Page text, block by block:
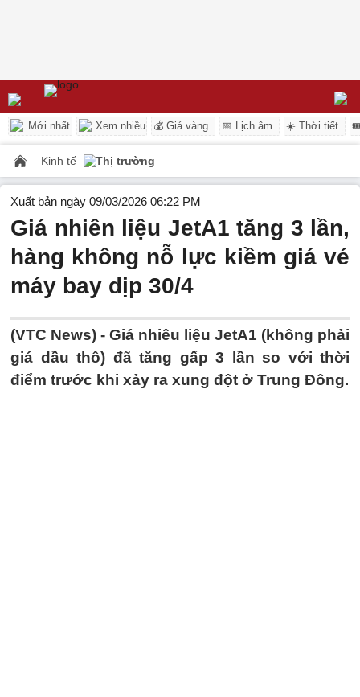
Mới nhất Xem nhiều 💰 Giá vàng 📅 Lịch âm ☀️ Thời tiết
Kinh tế Thị trường
Xuất bản ngày 09/03/2026 06:22 PM
Giá nhiên liệu JetA1 tăng 3 lần,
hàng không nỗ lực kiềm giá vé
máy bay dịp 30/4
(VTC News) - Giá nhiêu liệu JetA1 (không phải
giá dầu thô) đã tăng gấp 3 lần so với thời
điểm trước khi xảy ra xung đột ở Trung Đông.